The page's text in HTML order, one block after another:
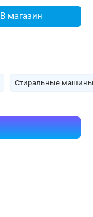
В магазин
Стиральные машины